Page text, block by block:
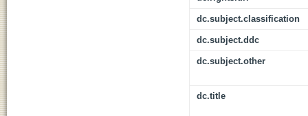
dc.subject.classification
dc.subject.ddc
dc.subject.other
dc.title